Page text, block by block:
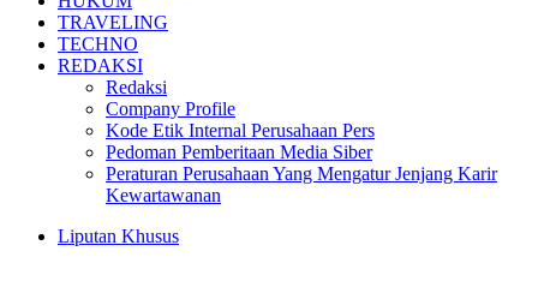
TRAVELING
TECHNO
REDAKSI
Redaksi
Company Profile
Kode Etik Internal Perusahaan Pers
Pedoman Pemberitaan Media Siber
Peraturan Perusahaan Yang Mengatur Jenjang Karir
Kewartawanan
Liputan Khusus